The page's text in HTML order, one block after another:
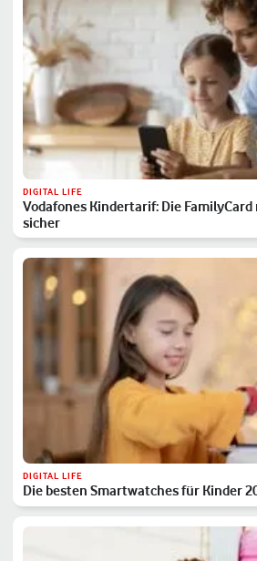
DIGITAL LIFE
Vodafones Kindertarif: Die
sicher
DIGITAL LIFE
Die besten Smartwatches für Kinder